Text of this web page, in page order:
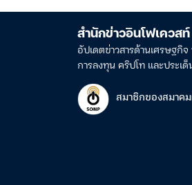
สำนักข่าวอินโฟเควสท์
อัปเดตข่าวสารด้านเศรษฐกิ
การลงทุน คริปโท และประเ
สมาชิกของสมาค